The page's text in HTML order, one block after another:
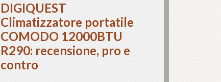
DIGIQUEST
Climatizzatore portatile
COMODO 12000BTU
R290: recensione, pro e
contro